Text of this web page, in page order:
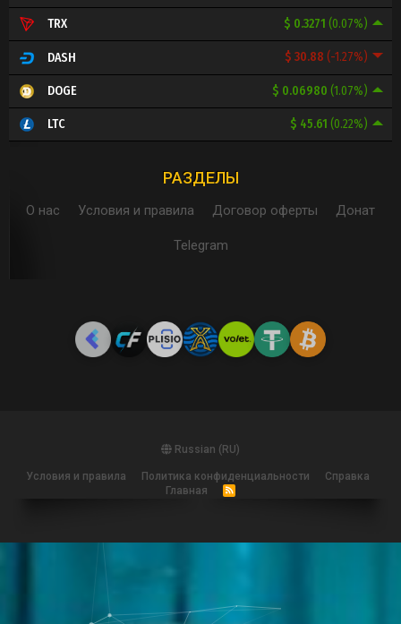
$ 0.3271 (0.07%)
TRX
$ 30.88 (-1.27%)
DASH
$ 0.06980 (1.07%)
DOGE
$ 45.61 (0.22%)
LTC
РАЗДЕЛЫ
О нас Условия и правила Договор оферты Донат
Telegram
Russian (RU)
Условия и правила Политика конфиденциальности
Справка
Главная
R